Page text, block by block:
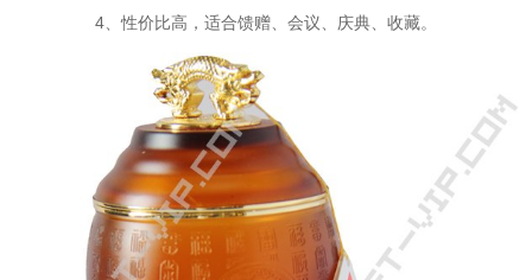
4、性价比高，适合馈赠、会议、庆典、收藏。